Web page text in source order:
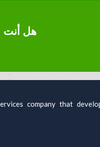
هل أنت
company that